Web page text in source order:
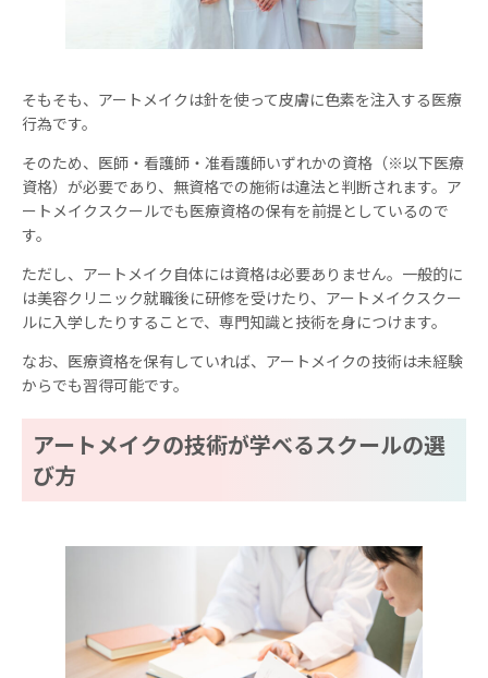
そもそも、アートメイクは針を使って皮膚に色素を注入する医療
行為です。
そのため、医師・看護師・准看護師いずれかの資格（※以下医療
資格）が必要であり、無資格での施術は違法と判断されます。ア
ートメイクスクールでも医療資格の保有を前提としているので
す。
ただし、アートメイク自体には資格は必要ありません。一般的に
は美容クリニック就職後に研修を受けたり、アートメイクスクー
ルに入学したりすることで、専門知識と技術を身につけます。
なお、医療資格を保有していれば、アートメイクの技術は未経験
からでも習得可能です。
アートメイクの技術が学べるスクールの選
び方